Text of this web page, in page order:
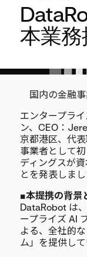
本業
国内の金融
エンタープラ
ン、CEO：
京都港区、代
事業者として
ディングスが
とを発表しまし
■本提携の背景
DataRobot は
ープライズ AI
よる、全社的
ム」を提供して